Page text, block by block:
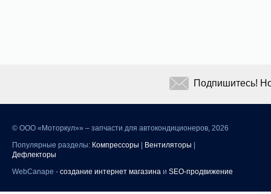
© ООО «Моторкул»» – запчасти для автокондиционеров, 2026
Популярные разделы: Компрессоры Вентиляторы
Дефлекторы
WebCanape - создание интернет магазина и SEO-продвижение
Подпишитесь!